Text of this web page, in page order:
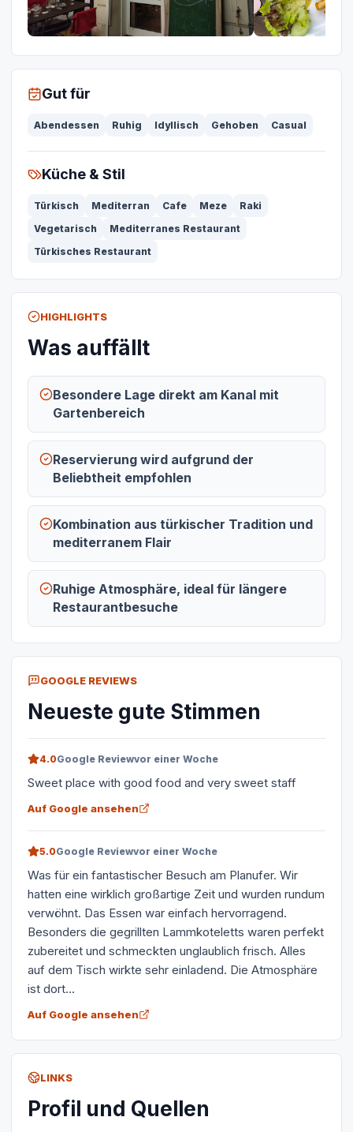
Gut für
Abendessen Ruhig Idyllisch Gehoben Casual
Küche & Stil
Türkisch Mediterran Cafe Meze
Raki
Vegetarisch
Mediterranes Restaurant
Türkisches Restaurant
HIGHLIGHTS
Was auffällt
Besondere Lage direkt am Kanal mit
Gartenbereich
Reservierung wird aufgrund der
Beliebtheit empfohlen
Kombination aus türkischer Tradition und
mediterranem Flair
Ruhige Atmosphäre, ideal für längere
Restaurantbesuche
GOOGLE REVIEWS
Neueste gute Stimmen
4.0Google Reviewvor einer Woche
Sweet place with good food and very sweet staff
Auf Google ansehen
5.0Google Reviewvor einer Woche
Was für ein fantastischer Besuch am Planufer. Wir
hatten eine wirklich großartige Zeit und wurden rundum
verwöhnt. Das Essen war einfach hervorragend.
Besonders die gegrillten Lammkoteletts waren perfekt
zubereitet und schmeckten unglaublich frisch. Alles
auf dem Tisch wirkte sehr einladend. Die Atmosphäre
ist dort...
Auf Google ansehen
LINKS
Profil und Quellen